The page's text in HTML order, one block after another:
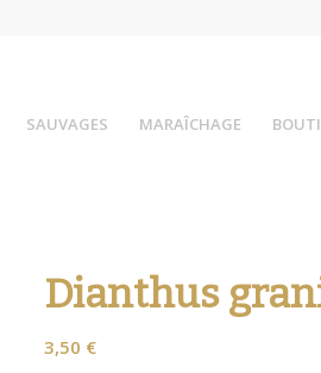
SAUVAGES MARAÎCHAGE
Dianthus
3,50 €